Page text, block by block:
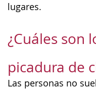
lugares.
¿Cuáles son
picadura de
Las personas no